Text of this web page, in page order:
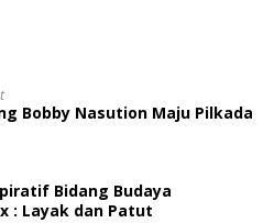
Bobby Nasution Maju Pilkada
Bidang Budaya
: Layak dan Patut